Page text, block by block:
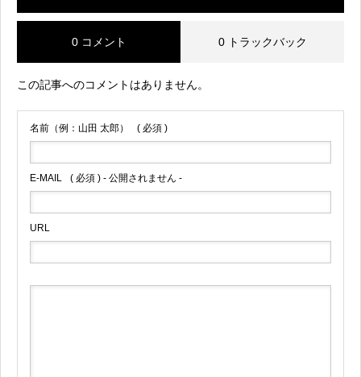
0 コメント 0 トラックバック
この記事へのコメントはありません。
名前（例：山田 太郎） ( 必須 )
E-MAIL ( 必須 ) - 公開されません -
URL